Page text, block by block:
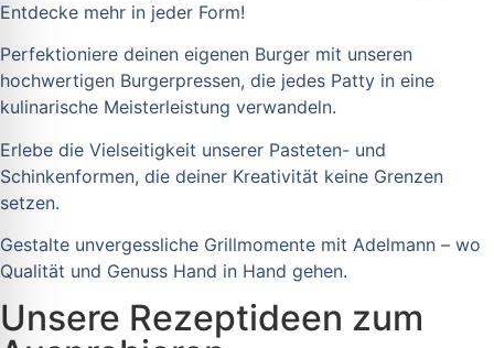
Entdecke mehr in jeder Form!
Perfektioniere deinen eigenen Burger mit unseren
hochwertigen Burgerpressen, die jedes Patty in eine
kulinarische Meisterleistung verwandeln.
Erlebe die Vielseitigkeit unserer Pasteten- und
Schinkenformen, die deiner Kreativität keine Grenzen
setzen.
Gestalte unvergessliche Grillmomente mit Adelmann – wo
Qualität und Genuss Hand in Hand gehen.
Unsere Rezeptideen zum